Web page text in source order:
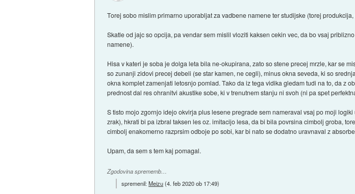
Torej sobo mislim primarno uporabljat za vadbene namene ter studijske (torej
Skatle od jajc so opcija, pa vendar sem mislil vloziti kaksen cekin vec, da bo vsaj
namene).
Hisa v kateri je soba je dolga leta bila ne-okupirana, zato so stene precej mrzle, kar se
so zunanji zidovi precej debeli (se star kamen, ne cegli), minus okna seveda, ki so
okna komplet zamenjati letosnjo pomlad. Tako da iz tega vidika gledam tudi na to, da z
prednost dal res ohranitvi akustike sobe, ki v trenutnem stanju ni svoh (ni pa spet
S tisto mojo zgornjo idejo okvirja plus lesene pregrade sem nameraval vsaj po moji
zrak), hkrati bi pa izbral taksen les oz. imitacijo lesa, da bi bila povrsina cimbolj groba,
cimbolj enakomerno razprsim odboje po sobi, kar bi nato se dodatno uravnaval z
Upam, da sem s tem kaj pomagal.
Zgodovina sprememb…
spremenil:Meizu(4. feb 2020 ob 17:49)